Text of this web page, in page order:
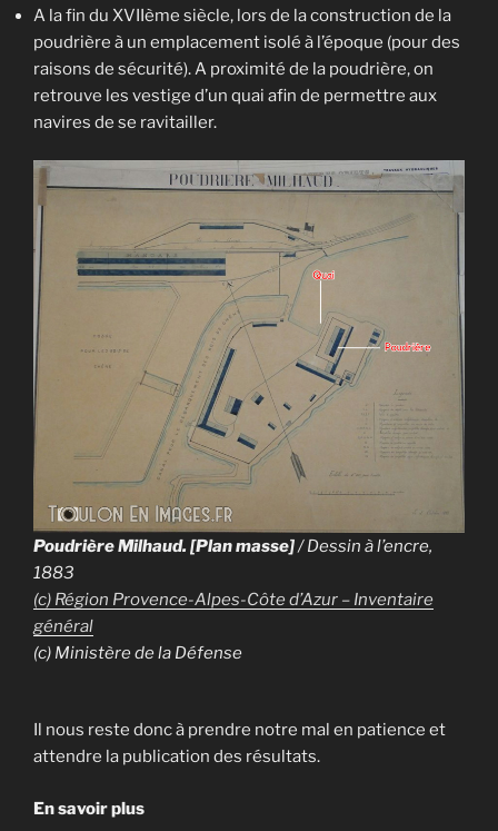
A la fin du XVIIème siècle, lors de la construction de la
poudrière à un emplacement isolé à l’époque (pour des
raisons de sécurité). A proximité de la poudrière, on
retrouve les vestige d’un quai afin de permettre aux
navires de se ravitailler.
Poudrière Milhaud. [Plan masse]/ Dessin à l’encre,
1883
(c) Région Provence-Alpes-Côte d’Azur – Inventaire
général
(c) Ministère de la Défense
Il nous reste donc à prendre notre mal en patience et
attendre la publication des résultats.
En savoir plus